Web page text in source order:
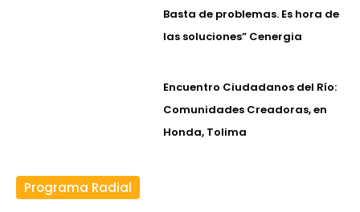
Basta de problemas. Es hora de
las soluciones” Cenergia
Encuentro Ciudadanos del Río:
Comunidades Creadoras, en
Honda, Tolima
Programa Radial